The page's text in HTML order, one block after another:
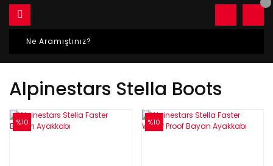
Alpinestars Stella Boots
%10 %10